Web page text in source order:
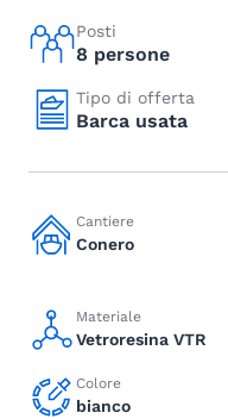
Posti
8 persone
Tipo di offerta
Barca usata
Cantiere
Conero
Materiale
Vetroresina VTR
Colore
bianco